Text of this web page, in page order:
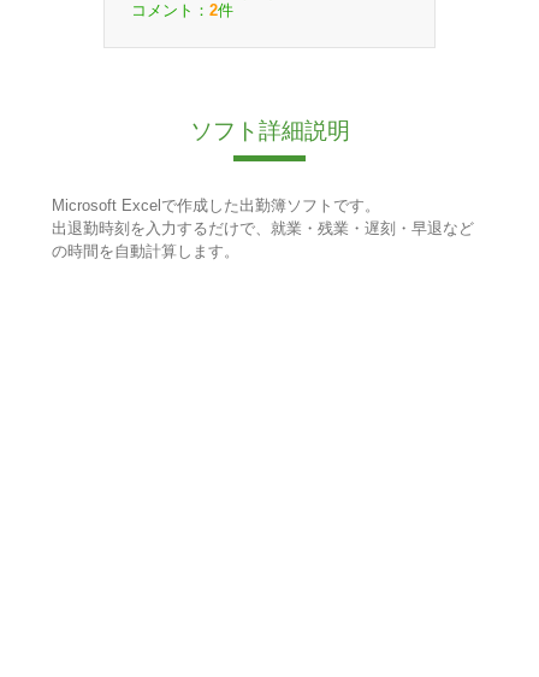
コメント： 2件
ソフト詳細説明
Microsoft Excelで作成した出勤簿ソフトです。
出退勤時刻を入力するだけで、就業・残業・遅刻・早退など
の時間を自動計算します。